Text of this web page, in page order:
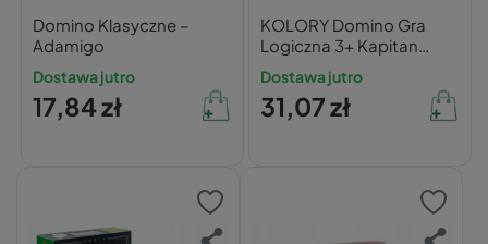
Domino Klasyczne –
Adamigo
Dostawa jutro
17,84 zł
KOLORY Domino Gra
Logiczna 3+ Kapitan
Nauka
Dostawa jutro
31,07 zł